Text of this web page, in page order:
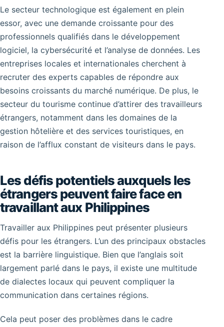
Le secteur technologique est également en plein
essor, avec une demande croissante pour des
professionnels qualifiés dans le développement
logiciel, la cybersécurité et l’analyse de données. Les
entreprises locales et internationales cherchent à
recruter des experts capables de répondre aux
besoins croissants du marché numérique. De plus, le
secteur du tourisme continue d’attirer des travailleurs
étrangers, notamment dans les domaines de la
gestion hôtelière et des services touristiques, en
raison de l’afflux constant de visiteurs dans le pays.
Les défis potentiels auxquels les
étrangers peuvent faire face en
travaillant aux Philippines
Travailler aux Philippines peut présenter plusieurs
défis pour les étrangers. L’un des principaux obstacles
est la barrière linguistique. Bien que l’anglais soit
largement parlé dans le pays, il existe une multitude
de dialectes locaux qui peuvent compliquer la
communication dans certaines régions.
Cela peut poser des problèmes dans le cadre